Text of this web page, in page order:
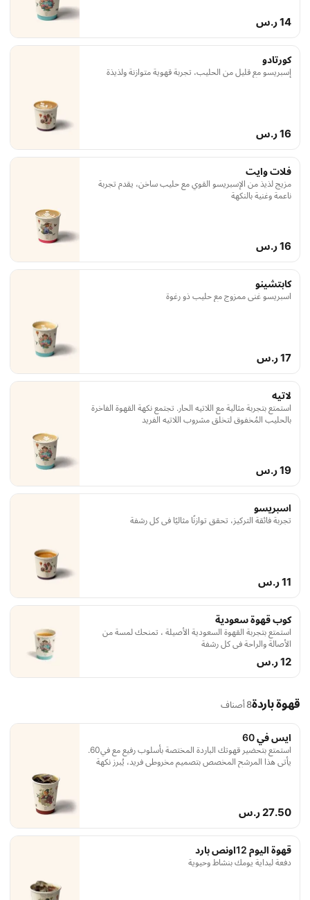
14 ر.س
كورتادو
إسبريسو مع قليل من الحليب، تجربة قهوية متوازنة ولذيذة
16 ر.س
فلات وايت
مزيج لذيذ من الإسبريسو القوي مع حليب ساخن، يقدم تجربة
ناعمة وغنية بالنكهة
16 ر.س
كابتشينو
اسبريسو غني ممزوج مع حليب ذو رغوة
17 ر.س
لاتيه
استمتع بتجربة مثالية مع اللاتيه الحار. تجتمع نكهة القهوة الفاخرة
بالحليب المُخفوق لتخلق مشروب اللاتيه الفريد
19 ر.س
اسبريسو
تجربة فائقة التركيز، تحقق توازنًا مثاليًا في كل رشفة
11 ر.س
كوب قهوة سعودية
استمتع بتجربة القهوة السعودية الأصيلة ، تمنحك لمسة من
الأصالة والراحة في كل رشفة
12 ر.س
قهوة باردة8 أصناف
ايس في 60
استمتع بتحضير قهوتك الباردة المختصة بأسلوب رفيع مع في60.
يأتي هذا المرشح المخصص بتصميم مخروطي فريد، يُبرز نكهة
27.50 ر.س
قهوة اليوم 12اونص بارد
دفعة لبداية يومك بنشاط وحيوية